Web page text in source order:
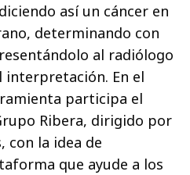
así un cáncer en
determinando con
al radiólogo
En el
participa el
Ribera, dirigido por
con la idea de
que ayude a los